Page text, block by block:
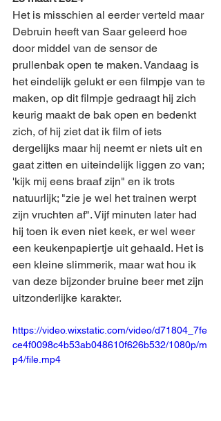
Het is misschien al eerder verteld maar
Debruin heeft van Saar geleerd hoe
door middel van de sensor de
prullenbak open te maken. Vandaag is
het eindelijk gelukt er een filmpje van te
maken, op dit filmpje gedraagt hij zich
keurig maakt de bak open en bedenkt
zich, of hij ziet dat ik film of iets
dergelijks maar hij neemt er niets uit en
gaat zitten en uiteindelijk liggen zo van;
'kijk mij eens braaf zijn" en ik trots
natuurlijk; "zie je wel het trainen werpt
zijn vruchten af". Vijf minuten later had
hij toen ik even niet keek, er wel weer
een keukenpapiertje uit gehaald. Het is
een kleine slimmerik, maar wat hou ik
van deze bijzonder bruine beer met zijn
uitzonderlijke karakter.
https://video.wixstatic.com/video/d71804_7fe
ce4f0098c4b53ab048610f626b532/1080p/m
p4/file.mp4